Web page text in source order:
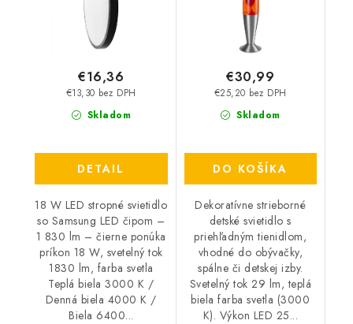
Skladom
€13,30 bez DPH
€16,36
DETAIL
18 W LED stropné svietidlo
so Samsung LED čipom –
1 830 lm – čierne ponúka
príkon 18 W, svetelný tok
1830 lm, farba svetla
Teplá biela 3000 K /
Denná biela 4000 K /
Biela 6400...
Skladom
€25,20 bez DPH
€30,99
DO KOŠÍKA
Dekoratívne strieborné
detské svietidlo s
priehľadným tienidlom,
vhodné do obývačky,
spálne či detskej izby.
Svetelný tok 29 lm, teplá
biela farba svetla (3000
K). Výkon LED 25...